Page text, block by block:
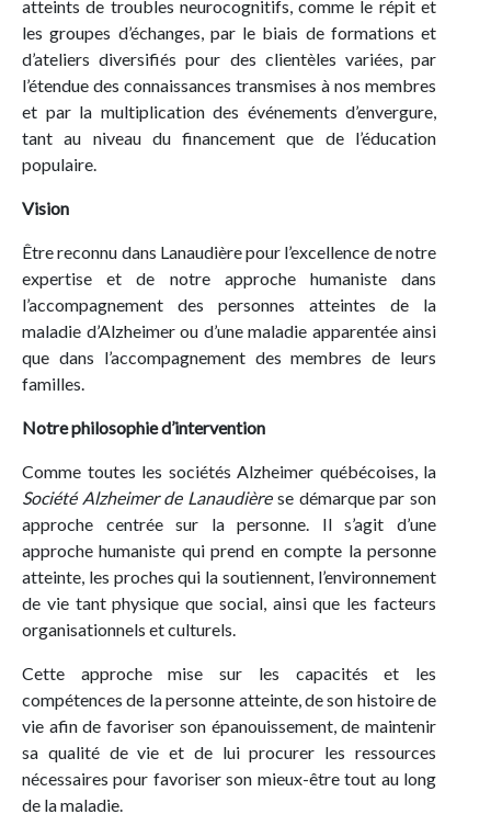
atteints de troubles neurocognitifs, comme le répit et
les groupes d’échanges, par le biais de formations et
d’ateliers diversi­fiés pour des clientèles variées, par
l’étendue des connaissances transmises à nos membres
et par la multiplication des événements d’envergure,
tant au niveau du financement que de l’éducation
populaire.
Vision
Être reconnu dans Lanaudière pour l’excellence de notre
expertise et de notre approche humaniste dans
l’accompagnement des personnes atteintes de la
maladie d’Alzheimer ou d’une maladie apparentée ainsi
que dans l’accompagnement des membres de leurs
familles.
Notre philosophie d’intervention
Comme toutes les sociétés Alzheimer québécoises, la
Société Alzheimer de Lanaudièrese démarque par son
approche centrée sur la personne. Il s’agit d’une
approche humaniste qui prend en compte la personne
atteinte, les proches qui la soutiennent, l’environnement
de vie tant physique que social, ainsi que les facteurs
organisationnels et culturels.
Cette approche mise sur les capacités et les
compétences de la personne atteinte, de son histoire de
vie afin de favoriser son épanouissement, de maintenir
sa qualité de vie et de lui procurer les ressources
nécessaires pour favoriser son mieux-être tout au long
de la maladie.